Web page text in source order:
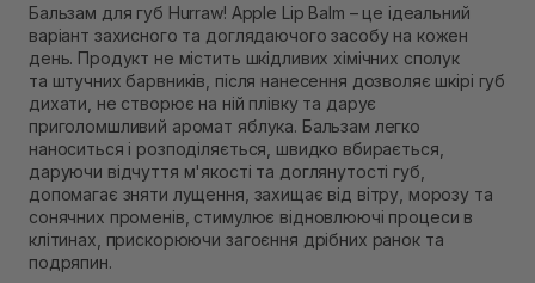
В наявності
Самовивіз м. Рівне, вул. 16-го Липня, 15
В наявності
Самовивіз м. Рівне, вул. Кулика і Гудачека 23 (ТЦ
Екватор)
В наявності
Бальзам для губ Hurraw! Apple Lip Balm – це ідеальний
варіант захисного та доглядаючого засобу на кожен
день. Продукт не містить шкідливих хімічних сполук
та штучних барвників, після нанесення дозволяє шкірі губ
дихати, не створює на ній плівку та дарує
приголомшливий аромат яблука. Бальзам легко
наноситься і розподіляється, швидко вбирається,
даруючи відчуття м'якості та доглянутості губ,
допомагає зняти лущення, захищає від вітру, морозу та
сонячних променів, стимулює відновлюючі процеси в
клітинах, прискорюючи загоєння дрібних ранок та
подряпин.